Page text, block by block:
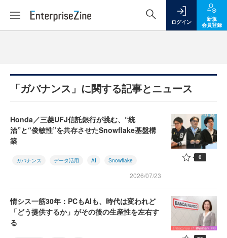
ログイン
新規
会員登録
「ガバナンス」に関する記事とニュース
Honda／三菱UFJ信託銀行が挑む、“統
治”と“俊敏性”を共存させたSnowflake基盤構
築
ガバナンス データ活用 AI Snowflake
2026/07/23
0
情シス一筋30年：PCもAIも、時代は変われど
「どう提供するか」がその後の生産性を左右す
る